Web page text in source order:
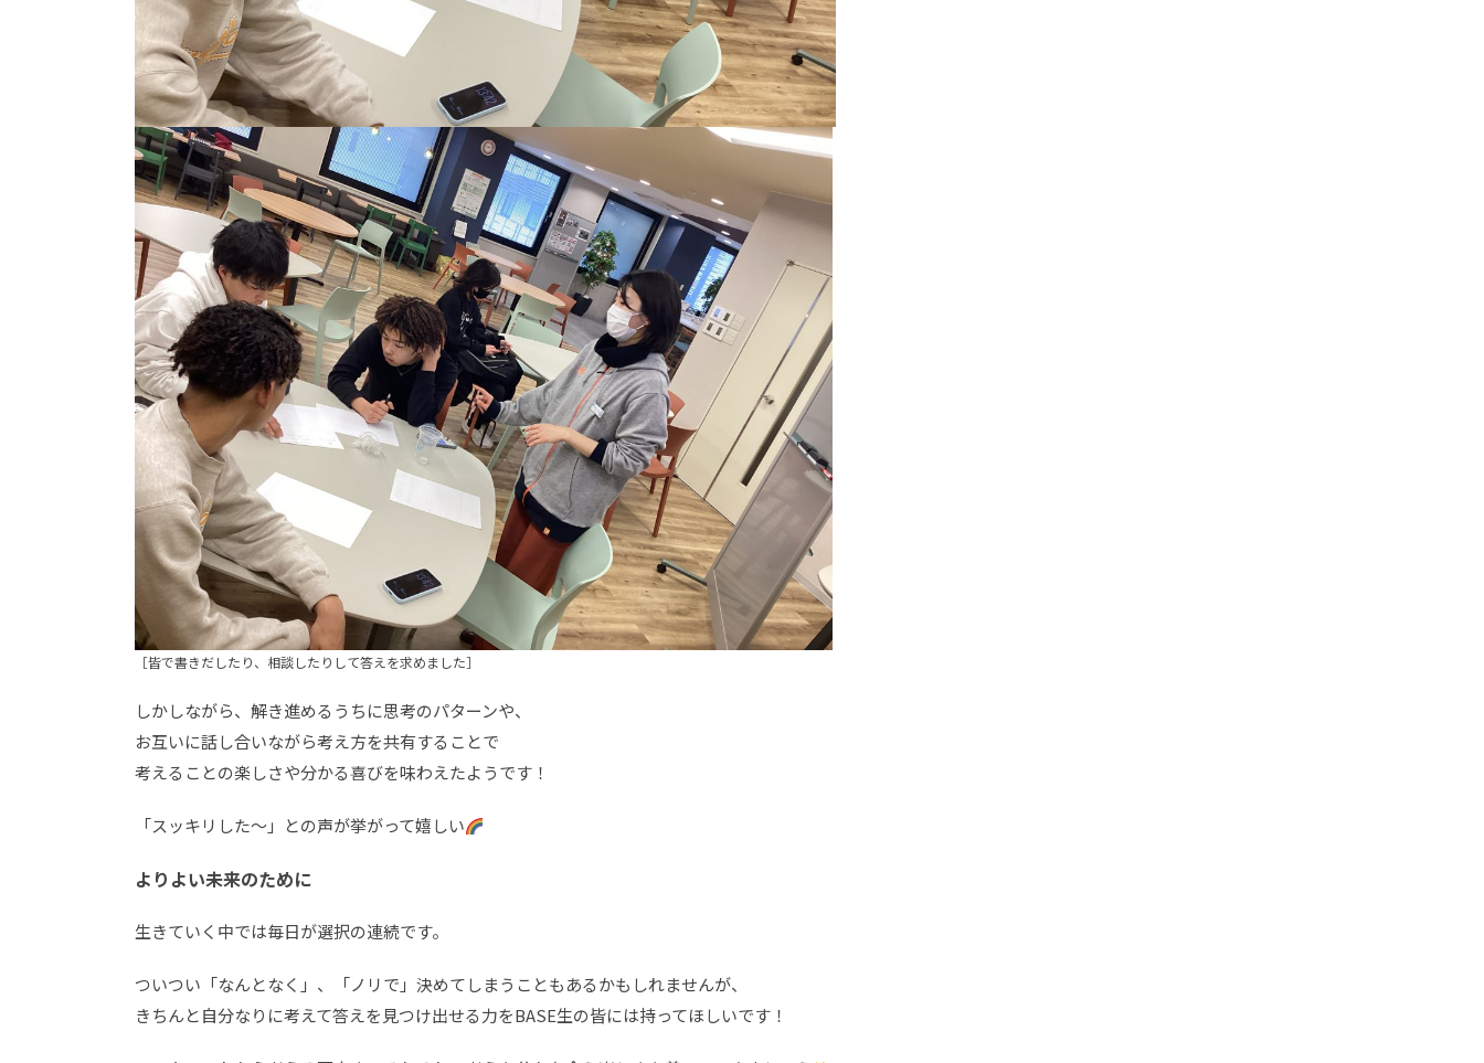
［皆で書きだしたり、相談したりして答えを求めました］
しかしながら、解き進めるうちに思考のパターンや、
お互いに話し合いながら考え方を共有することで
考えることの楽しさや分かる喜びを味わえたようです！
「スッキリした～」との声が挙がって嬉しい
よりよい未来のために
生きていく中では毎日が選択の連続です。
ついつい「なんとなく」、「ノリで」決めてしまうこともあるかもしれませんが、
きちんと自分なりに考えて答えを見つけ出せる力をBASE生の皆には持ってほしいです！